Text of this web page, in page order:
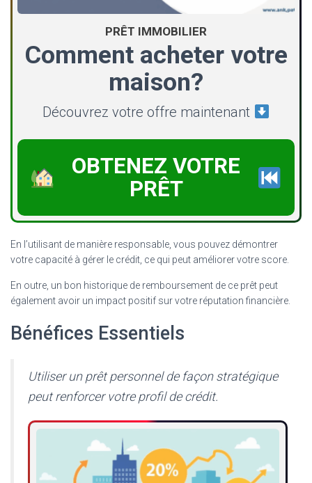
PRÊT IMMOBILIER
Comment acheter votre
maison?
Découvrez votre offre maintenant
OBTENEZ VOTRE
PRÊT
En l’utilisant de manière responsable, vous pouvez démontrer
votre capacité à gérer le crédit, ce qui peut améliorer votre score.
En outre, un bon historique de remboursement de ce prêt peut
également avoir un impact positif sur votre réputation financière.
Bénéfices Essentiels
Utiliser un prêt personnel de façon stratégique
peut renforcer votre profil de crédit.